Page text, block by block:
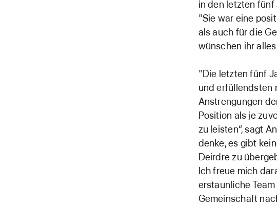
in den letzten fünf
"Sie war eine
als auch für die
wünschen ihr
"Die letzten fünf
und erfüllendsten
Anstrengungen
Position als je
zu leisten“, sagt
denke, es gibt
Deirdre zu
Ich freue mich
erstaunliche
Gemeinschaft